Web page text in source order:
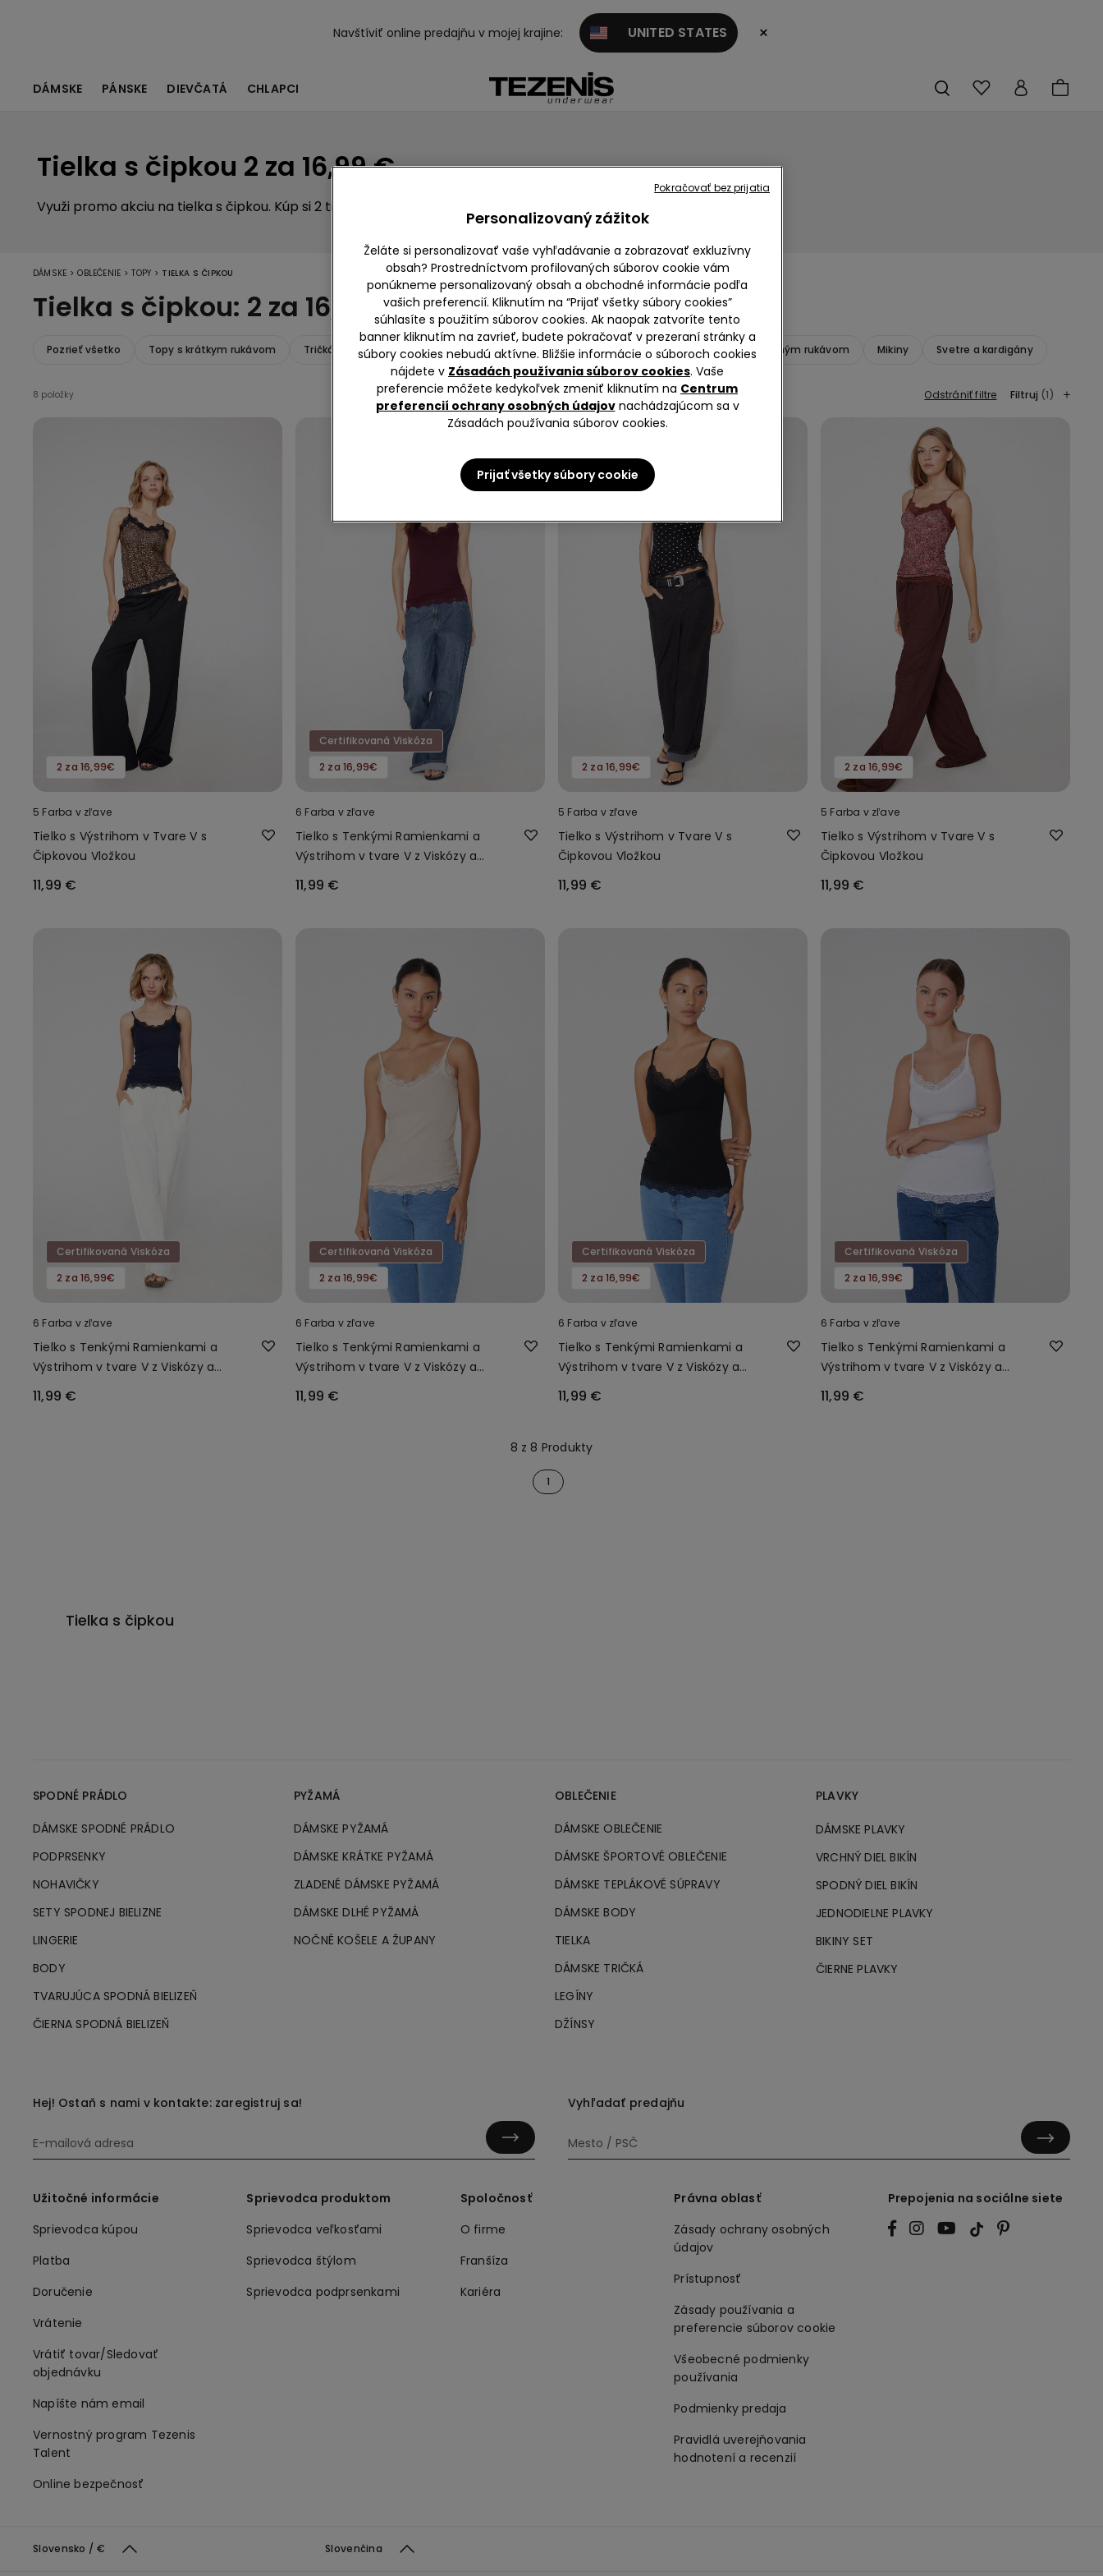
Navštíviť online predajňu v mojej krajine: UNITED STATES ×
DÁMSKE PÁNSKE DIEVČATÁ CHLAPCI
Tielka s čipkou 2 za 16,99 €
Využi promo akciu na tielka s čipkou. Kúp si 2 tielka za 16,99 €.
DÁMSKE > OBLEČENIE > TOPY > TIELKA S ČIPKOU
Tielka s čipkou: 2 za 16,99 €
Pozrieť všetko Topy s krátkym rukávom Tričká a tielka s podprsenkou Tielka Crop top Košele Gilet Topy s dlhým rukávom Mikiny Svetre a kardigány
8 položky Odstrániť filtre Filtruj (1)
2 za 16,99€
5 Farba v zľave
Tielko s Výstrihom v Tvare V s
Čipkovou Vložkou
11,99 €
Certifikovaná Viskóza
2 za 16,99€
6 Farba v zľave
Tielko s Tenkými Ramienkami a
Výstrihom v tvare V z Viskózy a
11,99 €
2 za 16,99€
5 Farba v zľave
Tielko s Výstrihom v Tvare V s
Čipkovou Vložkou
11,99 €
2 za 16,99€
5 Farba v zľave
Tielko s Výstrihom v Tvare V s
Čipkovou Vložkou
11,99 €
Certifikovaná Viskóza
2 za 16,99€
6 Farba v zľave
Tielko s Tenkými Ramienkami a
Výstrihom v tvare V z Viskózy a
11,99 €
Certifikovaná Viskóza
2 za 16,99€
6 Farba v zľave
Tielko s Tenkými Ramienkami a
Výstrihom v tvare V z Viskózy a
11,99 €
Certifikovaná Viskóza
2 za 16,99€
6 Farba v zľave
Tielko s Tenkými Ramienkami a
Výstrihom v tvare V z Viskózy a
11,99 €
Certifikovaná Viskóza
2 za 16,99€
6 Farba v zľave
Tielko s Tenkými Ramienkami a
Výstrihom v tvare V z Viskózy a
11,99 €
8 z 8 Produkty
1
Tielka s čipkou
SPODNÉ PRÁDLO
DÁMSKE SPODNÉ PRÁDLO
PODPRSENKY
NOHAVIČKY
SETY SPODNEJ BIELIZNE
LINGERIE
BODY
TVARUJÚCA SPODNÁ BIELIZEŇ
ČIERNA SPODNÁ BIELIZEŇ
PYŽAMÁ
DÁMSKE PYŽAMÁ
DÁMSKE KRÁTKE PYŽAMÁ
ZLADENÉ DÁMSKE PYŽAMÁ
DÁMSKE DLHÉ PYŽAMÁ
NOČNÉ KOŠELE A ŽUPANY
OBLEČENIE
DÁMSKE OBLEČENIE
DÁMSKE ŠPORTOVÉ OBLEČENIE
DÁMSKE TEPLÁKOVÉ SÚPRAVY
DÁMSKE BODY
TIELKA
DÁMSKE TRIČKÁ
LEGÍNY
DŽÍNSY
PLAVKY
DÁMSKE PLAVKY
VRCHNÝ DIEL BIKÍN
SPODNÝ DIEL BIKÍN
JEDNODIELNE PLAVKY
BIKINY SET
ČIERNE PLAVKY
Hej! Ostaň s nami v kontakte: zaregistruj sa! Vyhľadať predajňu
Užitočné informácie
Sprievodca kúpou
Platba
Doručenie
Vrátenie
Vrátiť tovar/Sledovať
objednávku
Napíšte nám email
Vernostný program Tezenis
Talent
Online bezpečnosť
Sprievodca produktom
Sprievodca veľkosťami
Sprievodca štýlom
Sprievodca podprsenkami
Spoločnosť
O firme
Franšíza
Kariéra
Právna oblasť
Zásady ochrany osobných
údajov
Prístupnosť
Zásady používania a
preferencie súborov cookie
Všeobecné podmienky
používania
Podmienky predaja
Pravidlá uverejňovania
hodnotení a recenzií
Prepojenia na sociálne siete
Slovensko / € Slovenčina
Personalizovaný zážitok
Želáte si personalizovať vaše vyhľadávanie a zobrazovať exkluzívny
obsah? Prostredníctvom profilovaných súborov cookie vám
ponúkneme personalizovaný obsah a obchodné informácie podľa
vašich preferencií. Kliknutím na “Prijať všetky súbory cookies”
súhlasíte s použitím súborov cookies. Ak naopak zatvoríte tento
banner kliknutím na zavrieť, budete pokračovať v prezeraní stránky a
súbory cookies nebudú aktívne. Bližšie informácie o súboroch cookies
nájdete v Zásadách používania súborov cookies. Vaše
preferencie môžete kedykoľvek zmeniť kliknutím na Centrum
preferencií ochrany osobných údajovnachádzajúcom sa v
Zásadách používania súborov cookies.
Prijať všetky súbory cookie
Pokračovať bez prijatia